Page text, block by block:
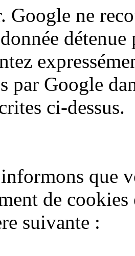
Google ne
par Google
ci-dessus.
que
de
suivante :